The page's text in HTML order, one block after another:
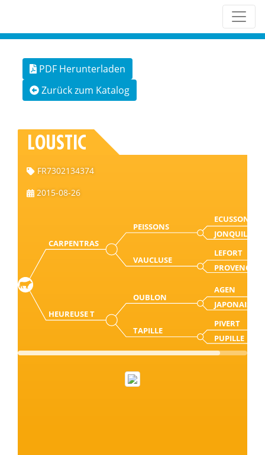
PDF Herunterladen
Zurück zum Katalog
LOUSTIC
FR7302134374
2015-08-26
CARPENTRAS
PEISSONS
ECUSSON
JONQUILLE
VAUCLUSE
LEFORT
PROVENCE
HEUREUSE T
OUBLON
AGEN
JAPONAISE
TAPILLE
PIVERT
PUPILLE